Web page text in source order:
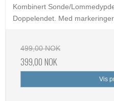
Kombinert Sonde/
Doppelendet. Med
499,00 NOK
399,00 NOK
Vis